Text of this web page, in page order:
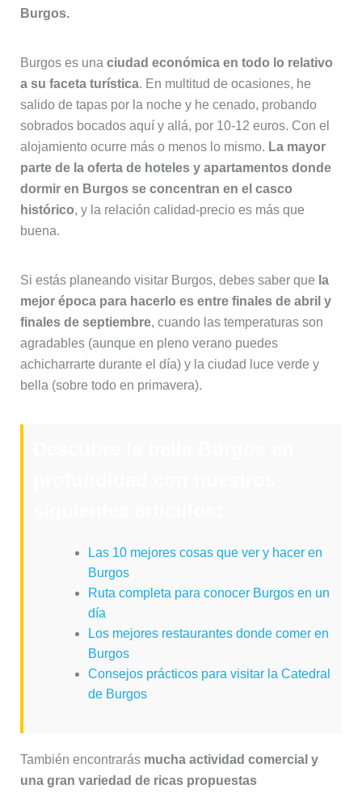
Burgos.
Burgos es una ciudad económica en todo lo relativo
a su faceta turística. En multitud de ocasiones, he
salido de tapas por la noche y he cenado, probando
sobrados bocados aquí y allá, por 10-12 euros. Con el
alojamiento ocurre más o menos lo mismo. La mayor
parte de la oferta de hoteles y apartamentos donde
dormir en Burgos se concentran en el casco
histórico, y la relación calidad-precio es más que
buena.
Si estás planeando visitar Burgos, debes saber que la
mejor época para hacerlo es entre finales de abril y
finales de septiembre, cuando las temperaturas son
agradables (aunque en pleno verano puedes
achicharrarte durante el día) y la ciudad luce verde y
bella (sobre todo en primavera).
Las 10 mejores cosas que ver y hacer en
Burgos
Ruta completa para conocer Burgos en un
día
Los mejores restaurantes donde comer en
Burgos
Consejos prácticos para visitar la Catedral
de Burgos
También encontrarás mucha actividad comercial y
una gran variedad de ricas propuestas